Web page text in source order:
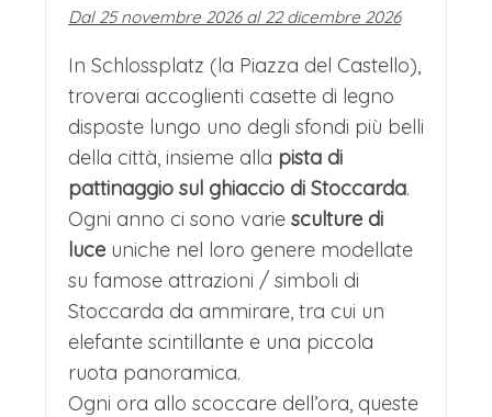
Dal 25 novembre 2026 al 22 dicembre 2026
In Schlossplatz (la Piazza del Castello),
troverai accoglienti casette di legno
disposte lungo uno degli sfondi più belli
della città, insieme alla pista di
pattinaggio sul ghiaccio di Stoccarda.
Ogni anno ci sono varie sculture di
luce uniche nel loro genere modellate
su famose attrazioni / simboli di
Stoccarda da ammirare, tra cui un
elefante scintillante e una piccola
ruota panoramica.
Ogni ora allo scoccare dell’ora, queste